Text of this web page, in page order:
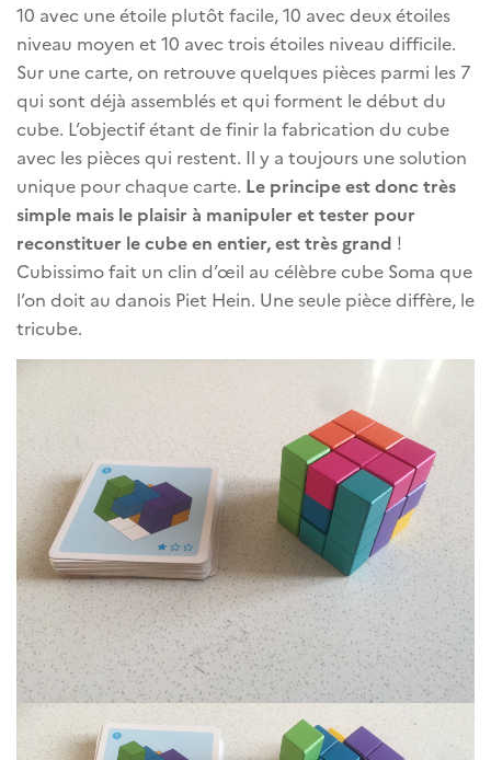
10 avec une étoile plutôt facile, 10 avec deux étoiles
niveau moyen et 10 avec trois étoiles niveau difficile.
Sur une carte, on retrouve quelques pièces parmi les 7
qui sont déjà assemblés et qui forment le début du
cube. L’objectif étant de finir la fabrication du cube
avec les pièces qui restent. Il y a toujours une solution
unique pour chaque carte. Le principe est donc très
simple mais le plaisir à manipuler et tester pour
reconstituer le cube en entier, est très grand !
Cubissimo fait un clin d’œil au célèbre cube Soma que
l’on doit au danois Piet Hein. Une seule pièce diffère, le
tricube.